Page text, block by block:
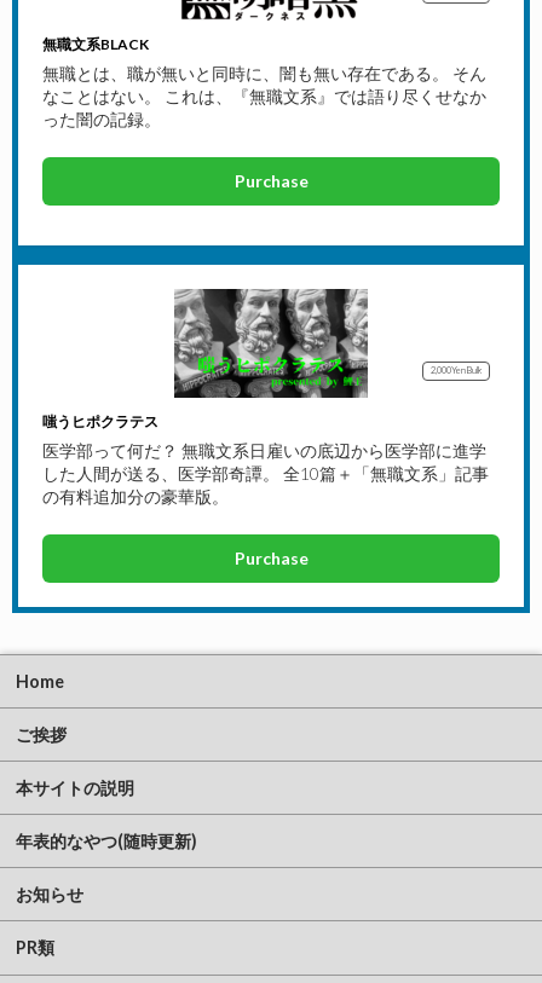
無職文系BLACK
無職とは、職が無いと同時に、闇も無い存在である。 そん
なことはない。 これは、『無職文系』では語り尽くせなか
った闇の記録。
Purchase
2,000YenBulk
嗤うヒポクラテス
医学部って何だ？ 無職文系日雇いの底辺から医学部に進学
した人間が送る、医学部奇譚。 全10篇＋「無職文系」記事
の有料追加分の豪華版。
Purchase
Home
ご挨拶
本サイトの説明
年表的なやつ(随時更新)
お知らせ
PR類